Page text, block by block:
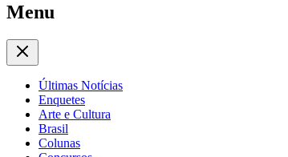
Menu
Últimas Notícias
Enquetes
Arte e Cultura
Brasil
Colunas